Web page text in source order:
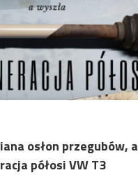
osłon przegubów, a
półosi VW T3